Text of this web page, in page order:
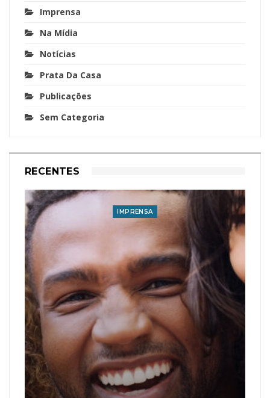
Imprensa
Na Mídia
Notícias
Prata Da Casa
Publicações
Sem Categoria
RECENTES
IMPRENSA